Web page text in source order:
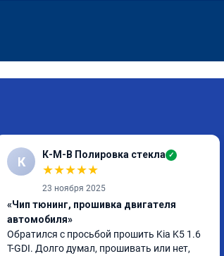
К К-М-В Полировка стекла ✓
★★★★★
23 ноября 2025
«Чип тюнинг, прошивка двигателя
автомобиля»
Обратился с просьбой прошить Kia K5 1.6
T-GDI. Долго думал, прошивать или нет,